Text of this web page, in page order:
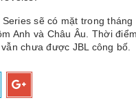
Series sẽ có mặt trong
Anh và Châu Âu. Thời
chưa được JBL công bố.